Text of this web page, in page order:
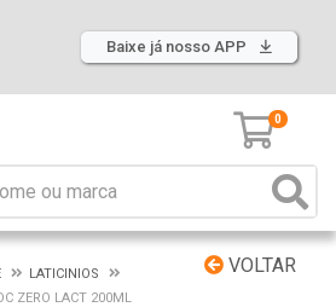
Baixe já nosso APP
0
VOLTAR
LATICINIOS
ZERO LACT 200ML